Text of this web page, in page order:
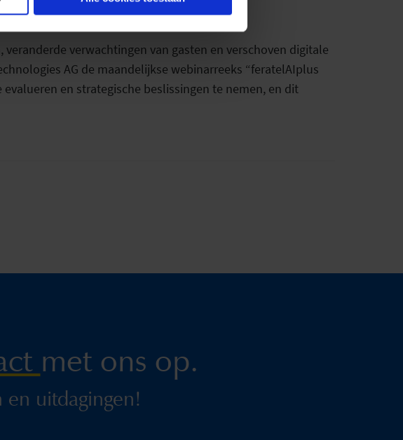
verwachtingen van gasten en verschoven digitale
AG de maandelijkse webinarreeks “feratelAIplus
en strategische beslissingen te nemen, en dit
met ons op.
uitdagingen!